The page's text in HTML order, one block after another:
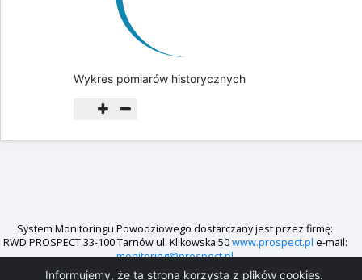
Informujemy, że ta strona korzysta z plików cookies.
Wykres pomiarów historycznych
System Monitoringu Powodziowego dostarczany jest przez firmę:
RWD PROSPECT 33-100 Tarnów ul. Klikowska 50www.prospect.pl e-mail:
monitoring@prospect.pl